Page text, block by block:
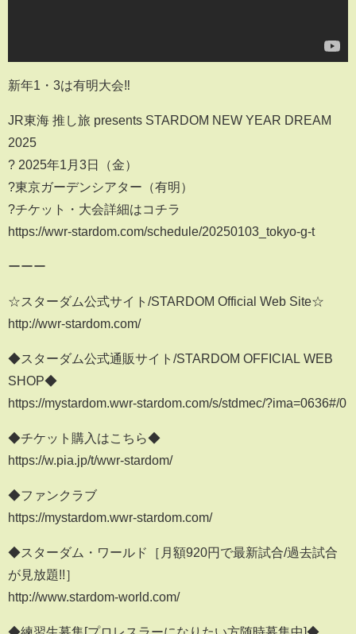
新年1・3は有明大会‼️
JR東海 推し旅 presents STARDOM NEW YEAR DREAM
2025
? 2025年1月3日（金）
?東京ガーデンシアター（有明）
?チケット・大会詳細はコチラ
https://wwr-stardom.com/schedule/20250103_tokyo-g-t
ーーー
☆スターダム公式サイト/STARDOM Official Web Site☆
http://wwr-stardom.com/
◆スターダム公式通販サイト/STARDOM OFFICIAL WEB
SHOP◆
https://mystardom.wwr-stardom.com/s/stdmec/?ima=0636#/0
◆チケット購入はこちら◆
https://w.pia.jp/t/wwr-stardom/
◆ファンクラブ
https://mystardom.wwr-stardom.com/
◆スターダム・ワールド［月額920円で最新試合/過去試合
が見放題!!］
http://www.stardom-world.com/